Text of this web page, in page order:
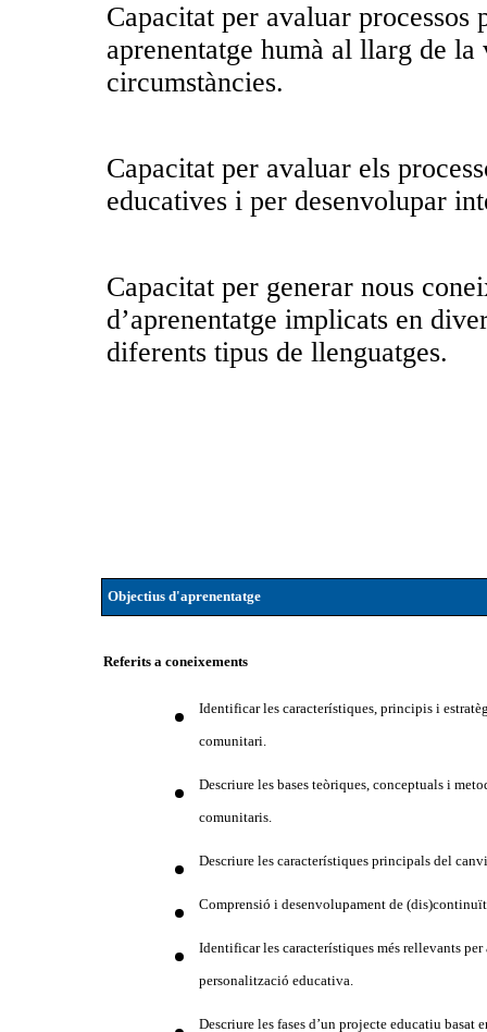
Capacitat per avaluar
aprenentatge humà al llarg de
circumstàncies.
Capacitat per avaluar els
educatives i per desenvolupar
Capacitat per generar nous
d’aprenentatge implicats en
diferents tipus de llenguatges.
Objectius d'aprenentatge
Referits a coneixements
Identificar les característiques, principis i
comunitari.
Descriure les bases teòriques, conceptuals i
comunitaris.
Descriure les característiques principals del
Comprensió i desenvolupament de
Identificar les característiques més rellevants
personalització educativa.